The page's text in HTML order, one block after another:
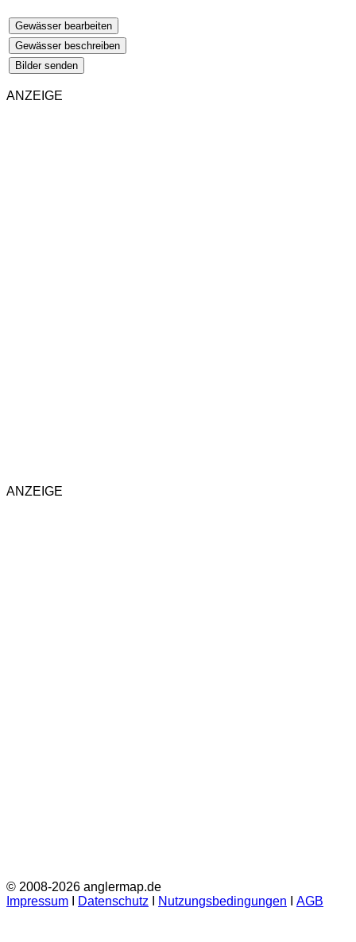
Gewässer bearbeiten
Gewässer beschreiben
Bilder senden
ANZEIGE
ANZEIGE
© 2008-2026 anglermap.de
Impressum
Datenschutz Nutzungsbedingungen AGB